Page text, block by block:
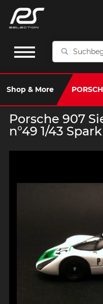
Shop & More
Porsche 907
n°49 1/43 Spark